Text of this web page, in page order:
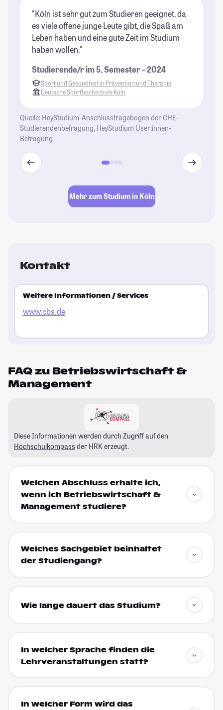
"Köln ist sehr gut zum Studieren geeignet, da
es viele offene junge Leute gibt, die Spaß am
Leben haben und eine gute Zeit im Studium
haben wollen."
Studierende/r im 5. Semester – 2024
Sport und Gesundheit in Prävention und Therapie
Deutsche Sporthochschule Köln
Quelle: HeyStudium-Anschlussfragebogen der CHE-
Studierendenbefragung, HeyStudium User:innen-
Befragung
Mehr zum Studium in Köln
Kontakt
Weitere Informationen / Services
www.cbs.de
FAQ zu Betriebswirtschaft &
Management
Diese Informationen werden durch Zugriff auf den
Hochschulkompass der HRK erzeugt.
Welchen Abschluss erhalte ich,
wenn ich Betriebswirtschaft &
Management studiere?
Welches Sachgebiet beinhaltet
der Studiengang?
Wie lange dauert das Studium?
In welcher Sprache finden die
Lehrveranstaltungen statt?
In welcher Form wird das